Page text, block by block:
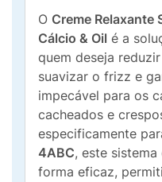
O Creme Relaxante
Cálcio & Oil é a
quem deseja
suavizar o frizz e
impecável para os
cacheados e
especificamente
4ABC, este
forma eficaz,